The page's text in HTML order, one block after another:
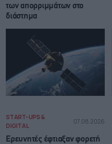
των απορριμμάτων στο
διάστημα
START-UPS &
DIGITAL
07.08.2026
Ερευνητές έφτιαξαν φορετή